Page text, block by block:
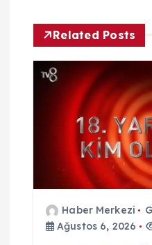
n
m
Related Posts
Haber Merkezi
Ağustos 6, 2026